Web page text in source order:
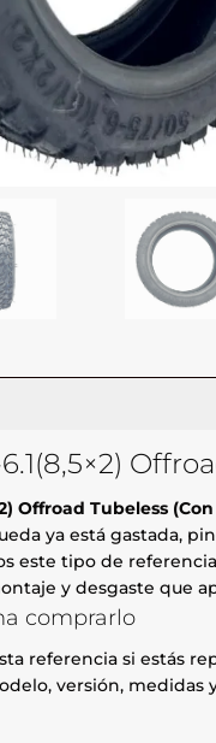
Offroad Tubeless
ya está gastada,
este tipo de
y desgaste que
comprarlo
referencia si estás
versión,